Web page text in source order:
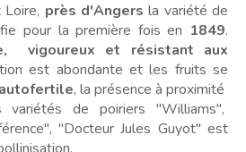
près d'Angers la variété de
pour la première fois en 1849.
vigoureux et résistant aux
est abondante et les fruits se
, la présence à proximité
de poiriers "Williams",
"Docteur Jules Guyot" est